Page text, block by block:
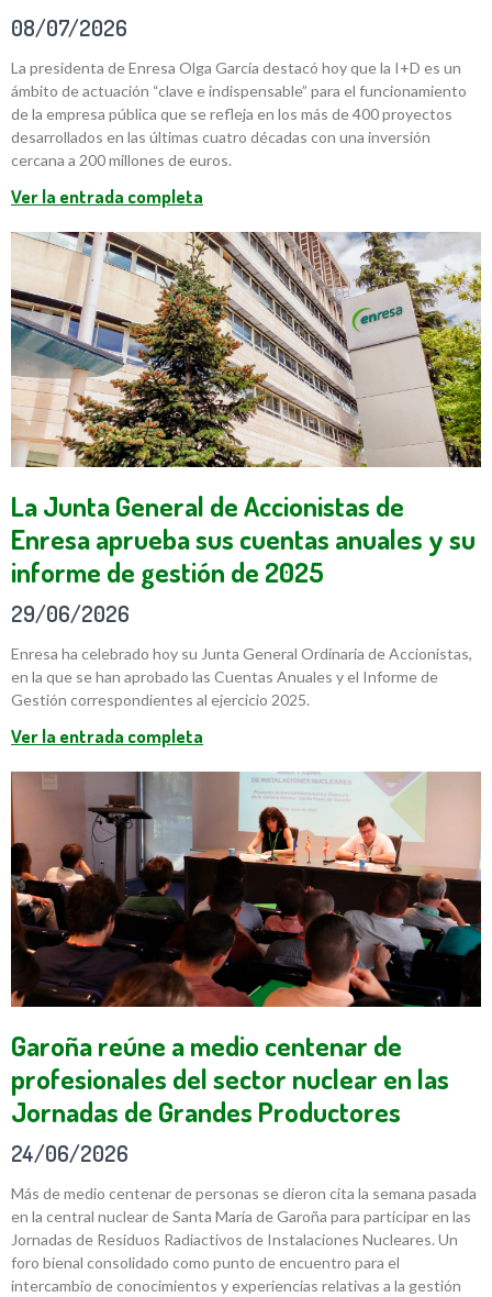
08/07/2026
La presidenta de Enresa Olga García destacó hoy que la I+D es un
ámbito de actuación “clave e indispensable” para el funcionamiento
de la empresa pública que se refleja en los más de 400 proyectos
desarrollados en las últimas cuatro décadas con una inversión
cercana a 200 millones de euros.
Ver la entrada completa
La Junta General de Accionistas de
Enresa aprueba sus cuentas anuales y su
informe de gestión de 2025
29/06/2026
Enresa ha celebrado hoy su Junta General Ordinaria de Accionistas,
en la que se han aprobado las Cuentas Anuales y el Informe de
Gestión correspondientes al ejercicio 2025.
Ver la entrada completa
Garoña reúne a medio centenar de
profesionales del sector nuclear en las
Jornadas de Grandes Productores
24/06/2026
Más de medio centenar de personas se dieron cita la semana pasada
en la central nuclear de Santa María de Garoña para participar en las
Jornadas de Residuos Radiactivos de Instalaciones Nucleares. Un
foro bienal consolidado como punto de encuentro para el
intercambio de conocimientos y experiencias relativas a la gestión